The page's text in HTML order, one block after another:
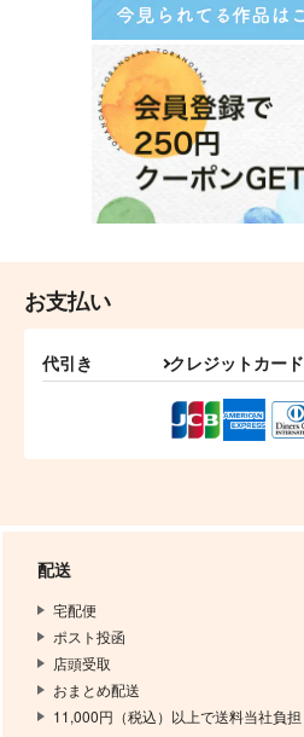
お支払い
代引き クレジットカード
配送
宅配便
ポスト投函
店頭受取
おまとめ配送
11,000円（税込）以上で送料当社負担